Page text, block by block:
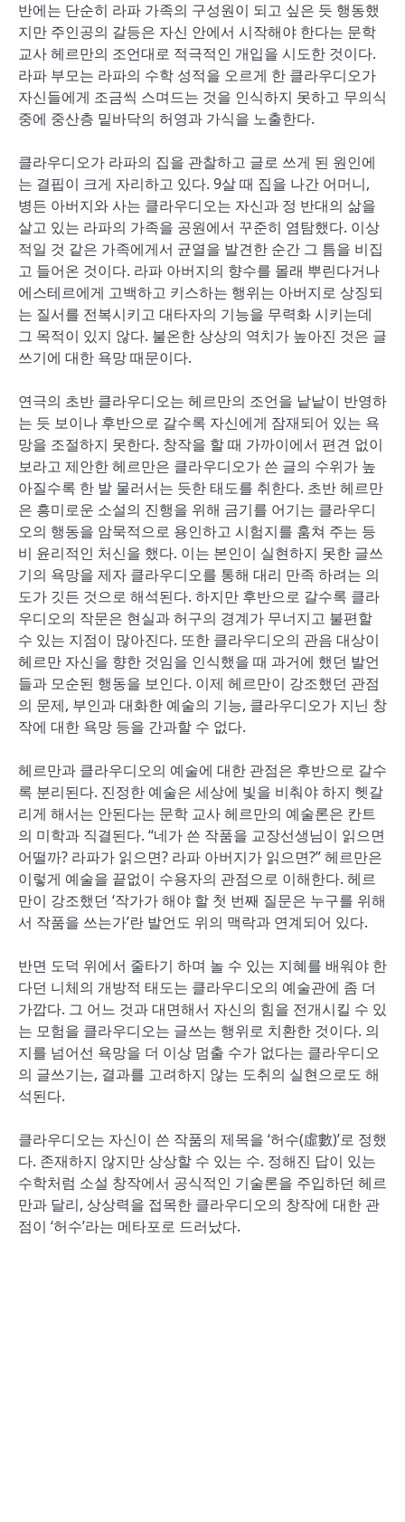
반에는 단순히 라파 가족의 구성원이 되고 싶은 듯 행동했
지만 주인공의 갈등은 자신 안에서 시작해야 한다는 문학
교사 헤르만의 조언대로 적극적인 개입을 시도한 것이다.
라파 부모는 라파의 수학 성적을 오르게 한 클라우디오가
자신들에게 조금씩 스며드는 것을 인식하지 못하고 무의식
중에 중산층 밑바닥의 허영과 가식을 노출한다.
클라우디오가 라파의 집을 관찰하고 글로 쓰게 된 원인에
는 결핍이 크게 자리하고 있다. 9살 때 집을 나간 어머니,
병든 아버지와 사는 클라우디오는 자신과 정 반대의 삶을
살고 있는 라파의 가족을 공원에서 꾸준히 염탐했다. 이상
적일 것 같은 가족에게서 균열을 발견한 순간 그 틈을 비집
고 들어온 것이다. 라파 아버지의 향수를 몰래 뿌린다거나
에스테르에게 고백하고 키스하는 행위는 아버지로 상징되
는 질서를 전복시키고 대타자의 기능을 무력화 시키는데
그 목적이 있지 않다. 불온한 상상의 역치가 높아진 것은 글
쓰기에 대한 욕망 때문이다.
연극의 초반 클라우디오는 헤르만의 조언을 낱낱이 반영하
는 듯 보이나 후반으로 갈수록 자신에게 잠재되어 있는 욕
망을 조절하지 못한다. 창작을 할 때 가까이에서 편견 없이
보라고 제안한 헤르만은 클라우디오가 쓴 글의 수위가 높
아질수록 한 발 물러서는 듯한 태도를 취한다. 초반 헤르만
은 흥미로운 소설의 진행을 위해 금기를 어기는 클라우디
오의 행동을 암묵적으로 용인하고 시험지를 훔쳐 주는 등
비 윤리적인 처신을 했다. 이는 본인이 실현하지 못한 글쓰
기의 욕망을 제자 클라우디오를 통해 대리 만족 하려는 의
도가 깃든 것으로 해석된다. 하지만 후반으로 갈수록 클라
우디오의 작문은 현실과 허구의 경계가 무너지고 불편할
수 있는 지점이 많아진다. 또한 클라우디오의 관음 대상이
헤르만 자신을 향한 것임을 인식했을 때 과거에 했던 발언
들과 모순된 행동을 보인다. 이제 헤르만이 강조했던 관점
의 문제, 부인과 대화한 예술의 기능, 클라우디오가 지닌 창
작에 대한 욕망 등을 간과할 수 없다.
헤르만과 클라우디오의 예술에 대한 관점은 후반으로 갈수
록 분리된다. 진정한 예술은 세상에 빛을 비춰야 하지 헷갈
리게 해서는 안된다는 문학 교사 헤르만의 예술론은 칸트
의 미학과 직결된다. “네가 쓴 작품을 교장선생님이 읽으면
어떨까? 라파가 읽으면? 라파 아버지가 읽으면?” 헤르만은
이렇게 예술을 끝없이 수용자의 관점으로 이해한다. 헤르
만이 강조했던 ‘작가가 해야 할 첫 번째 질문은 누구를 위해
서 작품을 쓰는가’란 발언도 위의 맥락과 연계되어 있다.
반면 도덕 위에서 줄타기 하며 놀 수 있는 지혜를 배워야 한
다던 니체의 개방적 태도는 클라우디오의 예술관에 좀 더
가깝다. 그 어느 것과 대면해서 자신의 힘을 전개시킬 수 있
는 모험을 클라우디오는 글쓰는 행위로 치환한 것이다. 의
지를 넘어선 욕망을 더 이상 멈출 수가 없다는 클라우디오
의 글쓰기는, 결과를 고려하지 않는 도취의 실현으로도 해
석된다.
클라우디오는 자신이 쓴 작품의 제목을 ‘허수(虛數)’로 정했
다. 존재하지 않지만 상상할 수 있는 수. 정해진 답이 있는
수학처럼 소설 창작에서 공식적인 기술론을 주입하던 헤르
만과 달리, 상상력을 접목한 클라우디오의 창작에 대한 관
점이 ‘허수’라는 메타포로 드러났다.